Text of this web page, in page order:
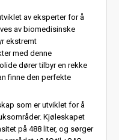
av eksperter for å
av biomedisinske
ekstremt
med denne
dører tilbyr en rekke
finne den perfekte
som er utviklet for å
Kjøleskapet
på 488 liter, og sørger